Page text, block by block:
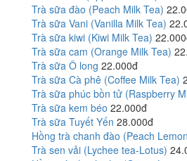
Trà sữa đào (Peach Milk Tea)
Trà sữa Vani (Vanilla Milk Tea)
Trà sữa kiwi (Kiwi Milk Tea)
Trà sữa cam (Orange Milk Tea)
Trà sữa Ô long 22.000đ
Trà sữa Cà phê (Coffee Milk Tea)
Trà sữa phúc bồn tử (Raspberry
Trà sữa kem béo 22.000đ
Trà sữa Tuyết Yến 28.000đ
Hồng trà chanh đào (Peach
Trà sen vải (Lychee tea-Lotus)